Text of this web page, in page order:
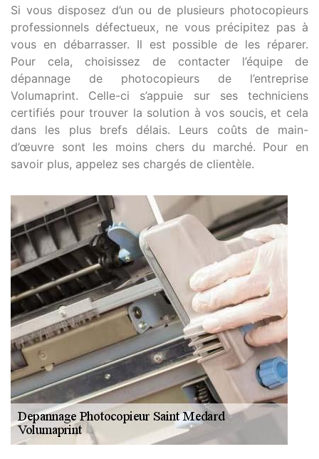
Si vous disposez d’un ou de plusieurs photocopieurs
professionnels défectueux, ne vous précipitez pas à
vous en débarrasser. Il est possible de les réparer.
Pour cela, choisissez de contacter l’équipe de
dépannage de photocopieurs de l’entreprise
Volumaprint. Celle-ci s’appuie sur ses techniciens
certifiés pour trouver la solution à vos soucis, et cela
dans les plus brefs délais. Leurs coûts de main-
d’œuvre sont les moins chers du marché. Pour en
savoir plus, appelez ses chargés de clientèle.